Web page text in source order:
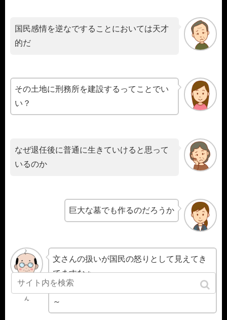
国民感情を逆なですることにおいては天才
的だ
その土地に刑務所を建設するってことでい
い？
なぜ退任後に普通に生きていけると思って
いるのか
巨大な墓でも作るのだろうか
ん
文さんの扱いが国民の怒りとして見えてき
てますなぁ
文さんの墓とか刑務所とかボロクソですわ
～